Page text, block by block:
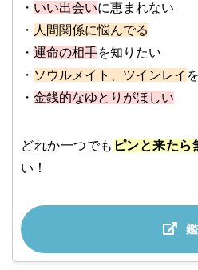
・ いい出会いに恵まれない
・ 人間関係に悩んでる
・ 運命の相手を知りたい
・ ソウルメイト、ツインレイ
・ 金銭的なゆとりがほしい
どれか一つでも ピンと来たら
い！